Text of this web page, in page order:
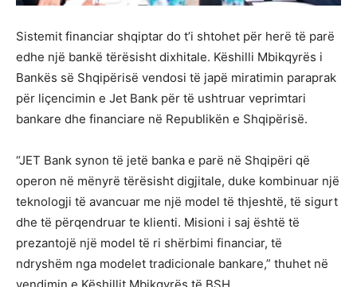
Sistemit financiar shqiptar do t’i shtohet për herë të parë
edhe një bankë tërësisht dixhitale. Këshilli Mbikqyrës i
Bankës së Shqipërisë vendosi të japë miratimin paraprak
për liçencimin e Jet Bank për të ushtruar veprimtari
bankare dhe financiare në Republikën e Shqipërisë.
“JET Bank synon të jetë banka e parë në Shqipëri që
operon në mënyrë tërësisht digjitale, duke kombinuar një
teknologji të avancuar me një model të thjeshtë, të sigurt
dhe të përqendruar te klienti. Misioni i saj është të
prezantojë një model të ri shërbimi financiar, të
ndryshëm nga modelet tradicionale bankare,” thuhet në